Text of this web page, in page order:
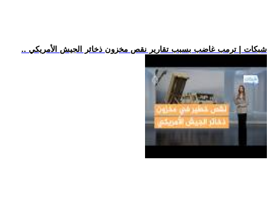
.. شبكات | ترمب غاضب بسبب تقارير نقص مخزون ذخائر الجيش الأمريكي